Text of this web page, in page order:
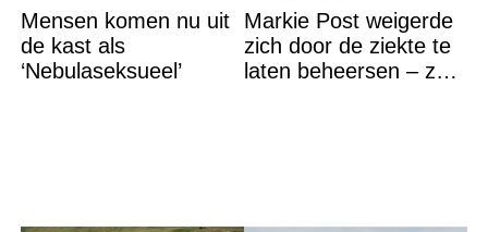
Mensen komen nu uit
de kast als
‘Nebulaseksueel’
Markie Post weigerde
zich door de ziekte te
laten beheersen – ze